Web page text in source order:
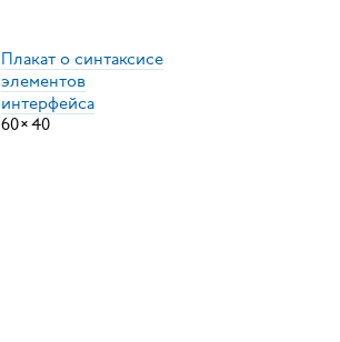
Плакат о синтаксисе
элементов
интерфейса
60×40